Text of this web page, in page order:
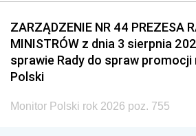
2011 2010
2008 2007
2005
ZARZĄDZENIE NR 44 PREZESA
MINISTRÓW z dnia 3 sierpnia
sprawie Rady do spraw promocji
Polski
Monitor Polski rok 2026 poz. 755